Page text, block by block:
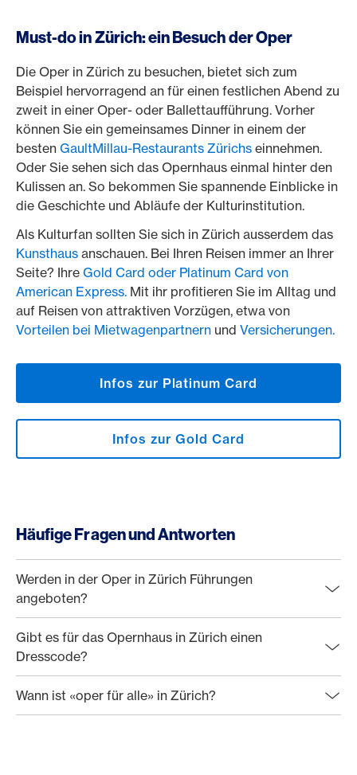
Must-do in Zürich: ein Besuch der Oper
Die Oper in Zürich zu besuchen, bietet sich zum
Beispiel hervorragend an für einen festlichen Abend zu
zweit in einer Oper- oder Ballettaufführung. Vorher
können Sie ein gemeinsames Dinner in einem der
besten GaultMillau-Restaurants Zürichs einnehmen.
Oder Sie sehen sich das Opernhaus einmal hinter den
Kulissen an. So bekommen Sie spannende Einblicke in
die Geschichte und Abläufe der Kulturinstitution.
Als Kulturfan sollten Sie sich in Zürich ausserdem das
Kunsthaus anschauen. Bei Ihren Reisen immer an Ihrer
Seite? Ihre Gold Card oder Platinum Card von
American Express. Mit ihr profitieren Sie im Alltag und
auf Reisen von attraktiven Vorzügen, etwa von
Vorteilen bei Mietwagenpartnern und Versicherungen.
Infos zur Platinum Card
Infos zur Gold Card
Häufige Fragen und Antworten
Werden in der Oper in Zürich Führungen
angeboten?
Gibt es für das Opernhaus in Zürich einen
Dresscode?
Wann ist «oper für alle» in Zürich?